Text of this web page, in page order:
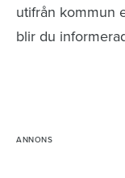
utifrån kommun
blir du